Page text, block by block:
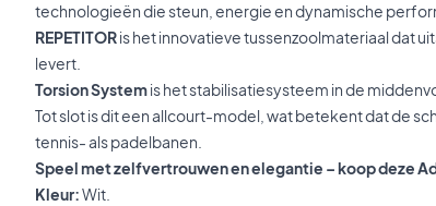
technologieën die steun, energie en dynamische
REPETITORis het innovatieve tussenzoolmateriaal dat
levert.
Torsion Systemis het stabilisatiesysteem in de
Tot slot is dit een allcourt-model, wat betekent dat de
tennis- als padelbanen.
Speel met zelfvertrouwen en elegantie – koop deze
Kleur:Wit.